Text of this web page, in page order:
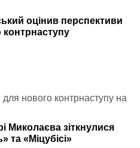
оцінив перспективи
контрнаступу
нового контрнаступу на
Миколаєва зіткнулися
та «Міцубісі»